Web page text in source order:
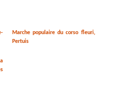
Marche populaire du corso fleuri,
Pertuis